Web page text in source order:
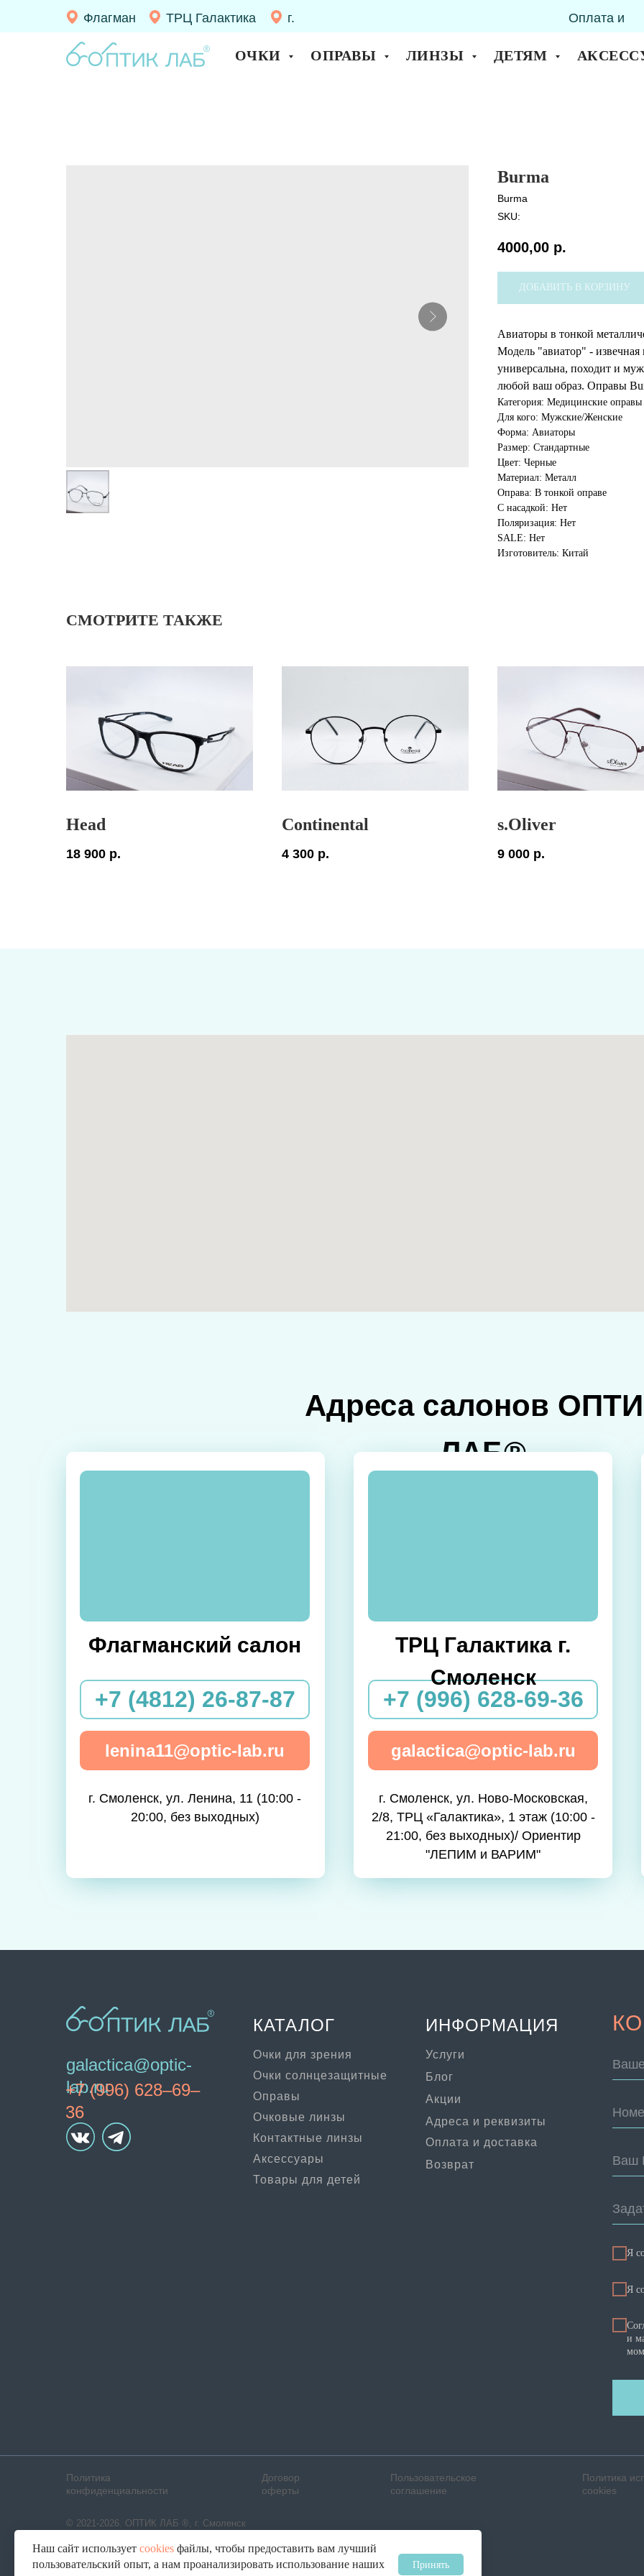
Флагман ТРЦ Галактика
Оплата и
г.
ОЧКИ ОПРАВЫ ЛИНЗЫ ДЕТЯМ
Burma
Burma
SKU:
4000,00 р.
ДОБАВИТЬ В КОРЗИНУ
Авиаторы в тонкой
Модель "авиатор" -
универсальна, походит и
любой ваш образ. Оправы
Категория: Медицинские оправы
Для кого: Мужские/Женские
Форма: Авиаторы
Размер: Стандартные
Цвет: Черные
Материал: Металл
Оправа: В тонкой оправе
С насадкой: Нет
Поляризация: Нет
SALE: Нет
Изготовитель: Китай
СМОТРИТЕ ТАКЖЕ
Head
18 900 р.
Continental
4 300 р.
s.Oliver
9 000 р.
Адреса салонов
ЛАБ®
г. Смоленск, ул. Ленина, 11 (10:00 -
20:00, без выходных)
Флагманский салон
+7 (4812) 26-87-87
lenina11@optic-lab.ru
+7 (996) 628-69-36
galactica@optic-lab.ru
ТРЦ Галактика г.
Смоленск
г. Смоленск, ул. Ново-Московская,
2/8, ТРЦ «Галактика», 1 этаж (10:00 -
21:00, без выходных)/ Ориентир
"ЛЕПИМ и ВАРИМ"
galactica@optic-
lab.ru
Очки для зрения
Очки солнцезащитные
Очковые линзы
Оправы
Контактные линзы
Аксессуары
Товары для детей
+7 (996) 628–69–
36
ИНФОРМАЦИЯ
Услуги
КАТАЛОГ
Адреса и реквизиты
Ваш
Я
Я
и
Оплата и доставка
© 2021-2026. ОПТИК ЛАБ ®, г. Смоленск
Политика
конфиденциальности
Политика
cookies
Пользовательское
соглашение
Договор
оферты
Возврат
Блог
Акции
Наш сайт использует cookies файлы, чтобы предоставить вам лучший
пользовательский опыт, а нам проанализировать использование наших
Принять